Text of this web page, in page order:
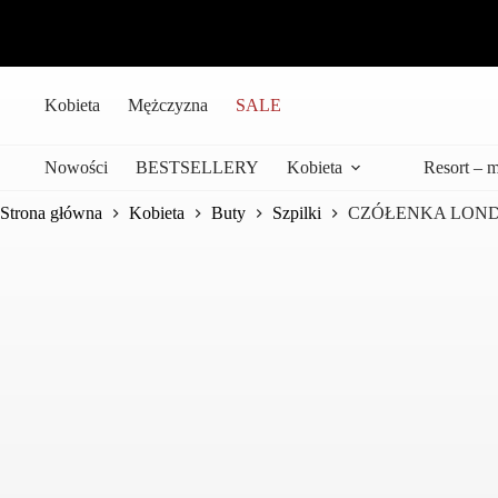
Kobieta Mężczyzna SALE
Nowości BESTSELLERY Kobieta Resort –
Strona główna Kobieta Buty Szpilki CZÓŁENKA